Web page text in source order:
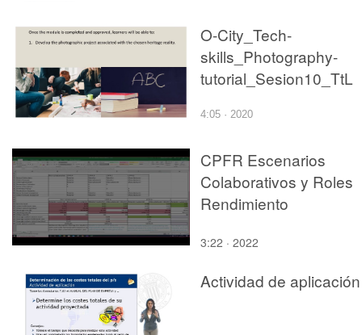
O-City_Tech-
skills_Photography-
tutorial_Sesion10_TtL
4:05 · 2020
CPFR Escenarios
Colaborativos y Roles
Rendimiento
3:22 · 2022
Actividad de aplicación